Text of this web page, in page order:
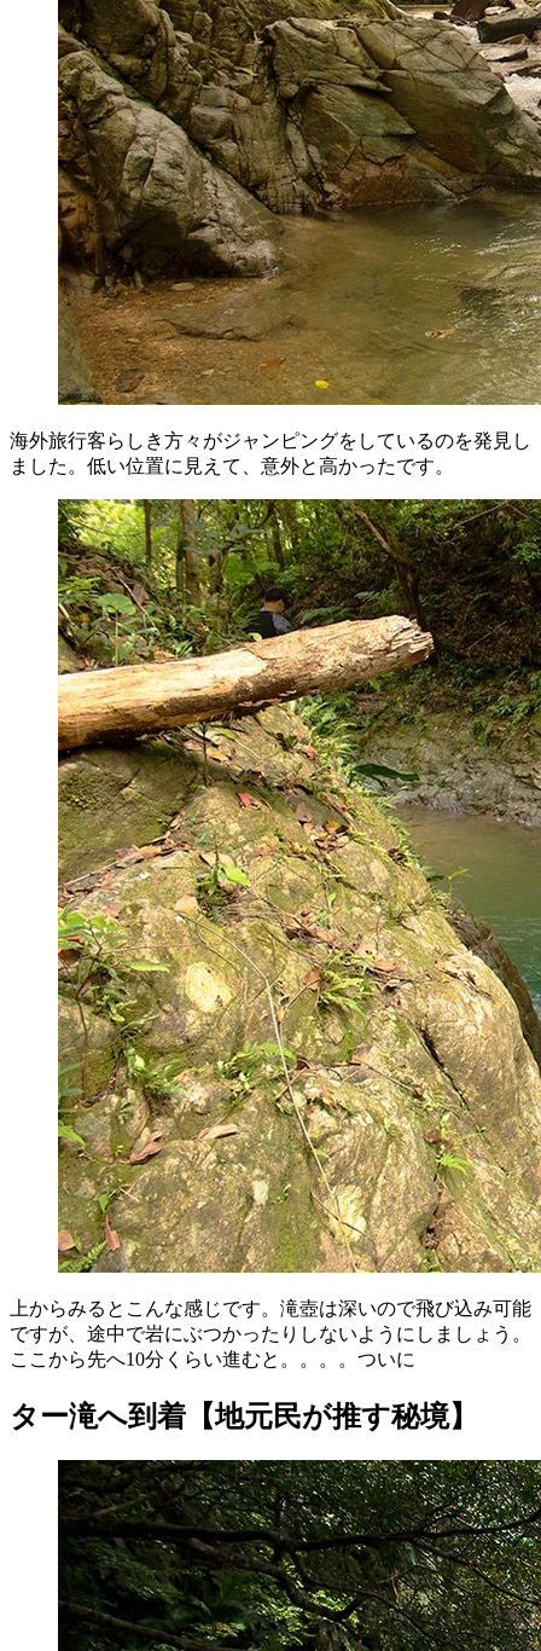
海外旅行客らしき方々がジャンピングをしているのを発見し
ました。低い位置に見えて、意外と高かったです。
上からみるとこんな感じです。滝壺は深いので飛び込み可能
ですが、途中で岩にぶつかったりしないようにしましょう。
ここから先へ10分くらい進むと。。。。ついに
ター滝へ到着【地元民が推す秘境】